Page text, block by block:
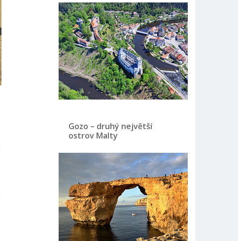
Gozo – druhý největší
ostrov Malty